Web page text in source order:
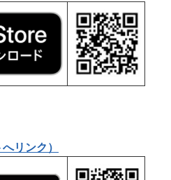
リンク）